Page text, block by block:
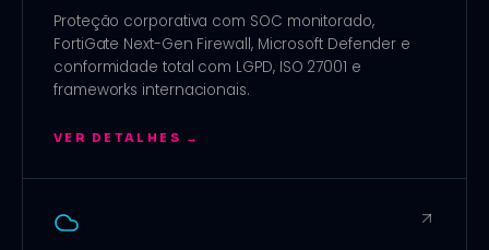
Proteção corporativa com SOC monitorado,
FortiGate Next-Gen Firewall, Microsoft Defender e
conformidade total com LGPD, ISO 27001 e
frameworks internacionais.
VER DETALHES →